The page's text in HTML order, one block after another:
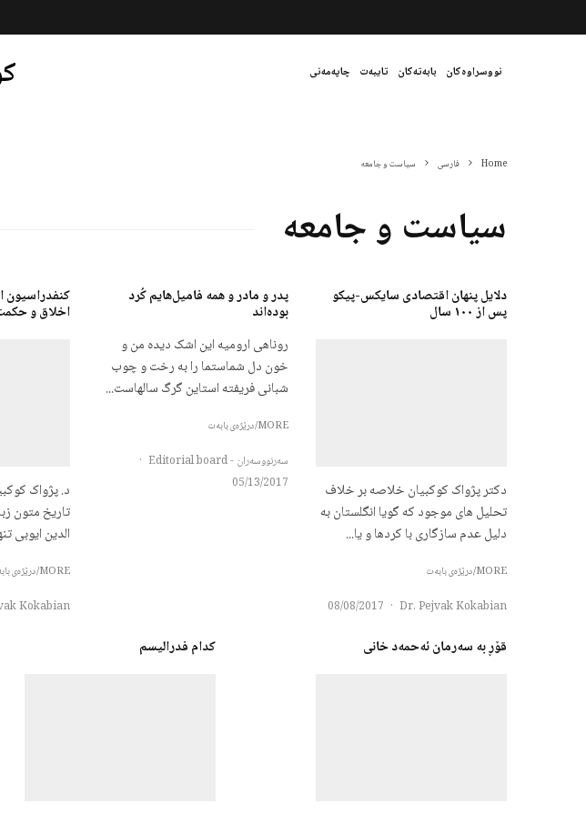
نووسراوەکان بابەتەکان تایبەت چاپەمەنی
Home فارسی سیاست و جامعه
سیاست و جامعه
دلایل پنهان اقتصادی سایکس-پیکو
پس از ١٠٠ سال
دکتر پژواک کوکبیان خلاصه بر خلاف
تحلیل های موجود که گویا انگلستان به
دلیل عدم سازگاری با کردها و یا...
MORE/درێژەی بابەت
Dr. Pejvak Kokabian
·
08/08/2017
پدر و مادر و همه فامیل‌هایم کُرد
بوده‌اند
روناهی ارومیه این اشک دیده من و
خون دل شماستما را به رخت و چوب
شبانی فریفته استاین گرگ سالهاست...
MORE/درێژەی بابەت
سەرنووسەران - Editorial board
·
05/13/2017
کنفدراسیون
اخلاق و
د. پژواک
تاریخ متون
الدین ایوبی
MORE/درێژەی بابەت
Kokabian
قۆڕ به‌ سه‌رمان ئه‌حمه‌د خانی کدام فدرالیسم